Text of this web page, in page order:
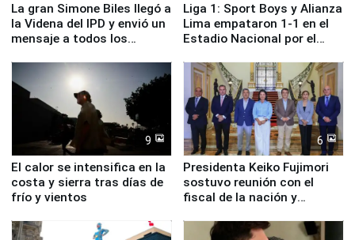
La gran Simone Biles llegó a
la Videna del IPD y envió un
mensaje a todos los
Liga 1: Sport Boys y Alianza
Lima empataron 1-1 en el
Estadio Nacional por el
9
El calor se intensifica en la
costa y sierra tras días de
frío y vientos
6
Presidenta Keiko Fujimori
sostuvo reunión con el
fiscal de la nación y